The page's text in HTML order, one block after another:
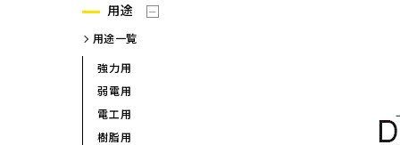
用途
用途一覧
強力用
弱電用
電工用
樹脂用